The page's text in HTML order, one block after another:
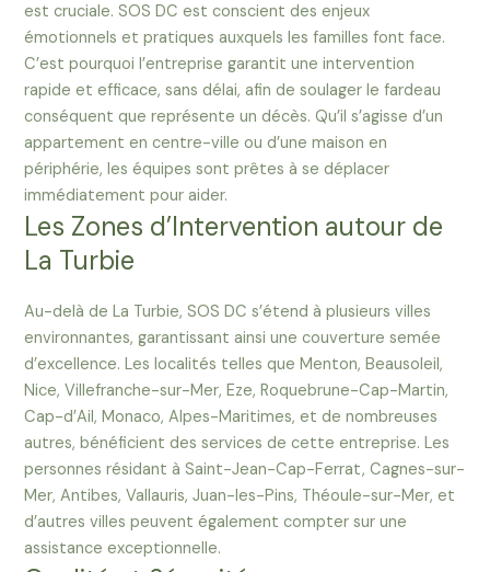
est cruciale. SOS DC est conscient des enjeux
émotionnels et pratiques auxquels les familles font face.
C’est pourquoi l’entreprise garantit une intervention
rapide et efficace, sans délai, afin de soulager le fardeau
conséquent que représente un décès. Qu’il s’agisse d’un
appartement en centre-ville ou d’une maison en
périphérie, les équipes sont prêtes à se déplacer
immédiatement pour aider.
Les Zones d’Intervention autour de
La Turbie
Au-delà de La Turbie, SOS DC s’étend à plusieurs villes
environnantes, garantissant ainsi une couverture semée
d’excellence. Les localités telles que Menton, Beausoleil,
Nice, Villefranche-sur-Mer, Eze, Roquebrune-Cap-Martin,
Cap-d’Ail, Monaco, Alpes-Maritimes, et de nombreuses
autres, bénéficient des services de cette entreprise. Les
personnes résidant à Saint-Jean-Cap-Ferrat, Cagnes-sur-
Mer, Antibes, Vallauris, Juan-les-Pins, Théoule-sur-Mer, et
d’autres villes peuvent également compter sur une
assistance exceptionnelle.